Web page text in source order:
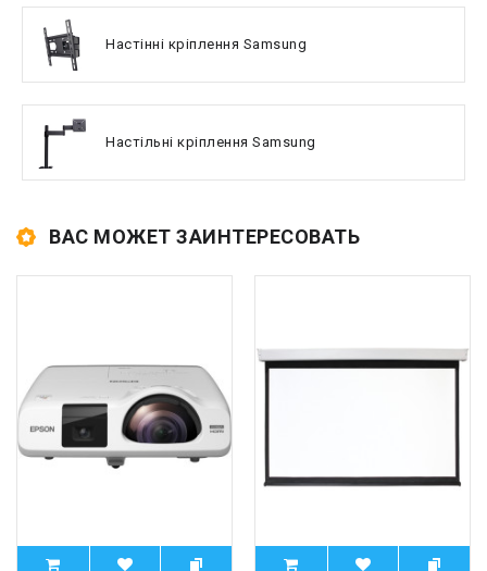
Настінні кріплення Samsung
Настільні кріплення Samsung
ВАС МОЖЕТ ЗАИНТЕРЕСОВАТЬ